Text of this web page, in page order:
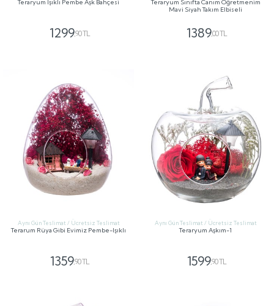
Teraryum Işıklı Pembe Aşk Bahçesi
1299,90 TL
Teraryum Sınıfta Canım Öğretmenim
Mavi Siyah Takım Elbiseli
1389,00 TL
Aynı Gün Teslimat / Ücretsiz Teslimat
Terarum Rüya Gibi Evimiz Pembe-Işıklı
1359,90 TL
Aynı Gün Teslimat / Ücretsiz Teslimat
Teraryum Aşkım-1
1599,90 TL